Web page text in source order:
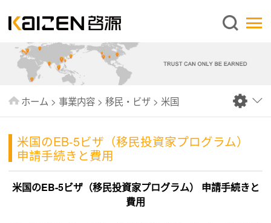
日本語
企業情報
事業内容
ニュース
情報
よくあるご質問
お問い合わせ
ホーム > 事業内容 > 移民・ビザ > 米国
米国のEB-5ビザ（移民投資家プログラム）
申請手続きと費用
米国のEB-5ビザ（移民投資家プログラム） 申請手続きと
費用